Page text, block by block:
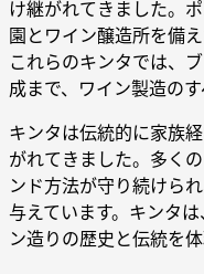
け継がれてきました。
園とワイン醸造所を備
これらのキンタでは、
成まで、ワイン製造のす
キンタは伝統的に家族
がれてきました。多く
ンド方法が守り続けら
与えています。キンタ
ン造りの歴史と伝統を体